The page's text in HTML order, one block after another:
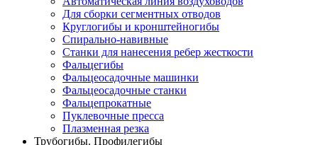
Для сборки сегментных отводов
Круглогибы и кронштейногибы
Спирально-навивные
Станки для нанесения ребер жесткости
Фальцегибы
Фальцеосадочные машинки
Фальцеосадочные станки
Фальцепрокатные
Пуклевочные пресса
Плазменная резка
Трубогибы. Профилегибы